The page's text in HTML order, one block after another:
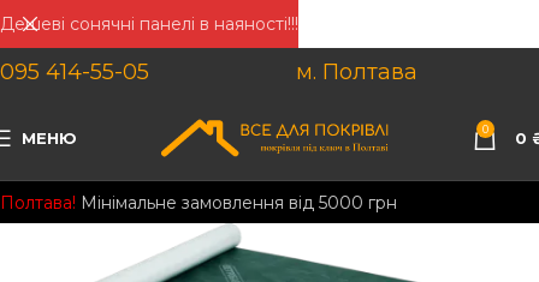
095 414-55-05 м. Полтава
МЕНЮ 0 0
Полтава! Мінімальне замовлення від 5000 грн
Дешеві сонячні панелі в наяності!!!